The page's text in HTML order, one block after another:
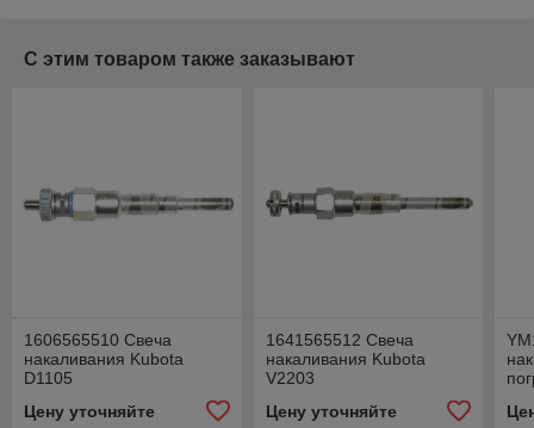
С этим товаром также заказывают
1606565510 Свеча
накаливания Kubota
D1105
Цену уточняйте
1641565512 Свеча
накаливания Kubota
V2203
Цену уточняйте